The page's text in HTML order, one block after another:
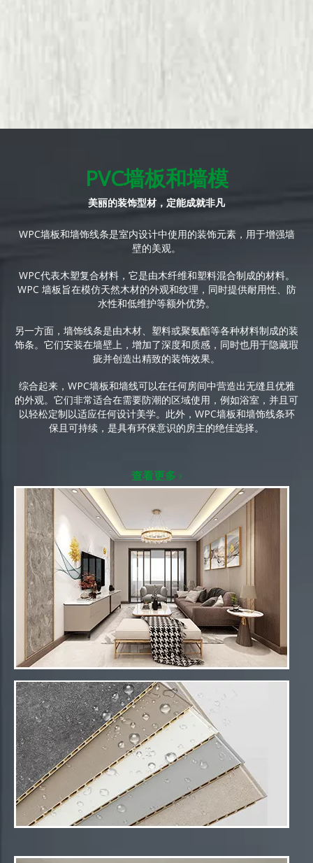
PVC墙板和墙模
美丽的装饰型材，定能成就非凡
WPC墙板和墙饰线条是室内设计中使用的装饰元素，用于增强墙
壁的美观。
WPC代表木塑复合材料，它是由木纤维和塑料混合制成的材料。
WPC 墙板旨在模仿天然木材的外观和纹理，同时提供耐用性、防
水性和低维护等额外优势。
另一方面，墙饰线条是由木材、塑料或聚氨酯等各种材料制成的装
饰条。它们安装在墙壁上，增加了深度和质感，同时也用于隐藏瑕
疵并创造出精致的装饰效果。
综合起来，WPC墙板和墙线可以在任何房间中营造出无缝且优雅
的外观。它们非常适合在需要防潮的区域使用，例如浴室，并且可
以轻松定制以适应任何设计美学。此外，WPC墙板和墙饰线条环
保且可持续，是具有环保意识的房主的绝佳选择。
查看更多